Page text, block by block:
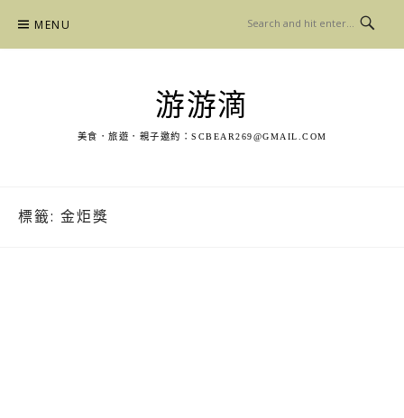
content
MENU
游游滴
美食．旅遊．親子邀約： SCBEAR269@GMAIL.COM
標籤: 金炬獎